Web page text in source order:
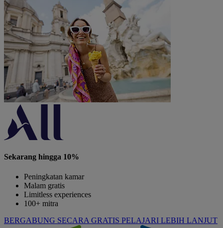
Sekarang hingga 10%
Peningkatan kamar
Malam gratis
Limitless experiences
100+ mitra
BERGABUNG SECARA GRATIS PELAJARI LEBIH LANJUT